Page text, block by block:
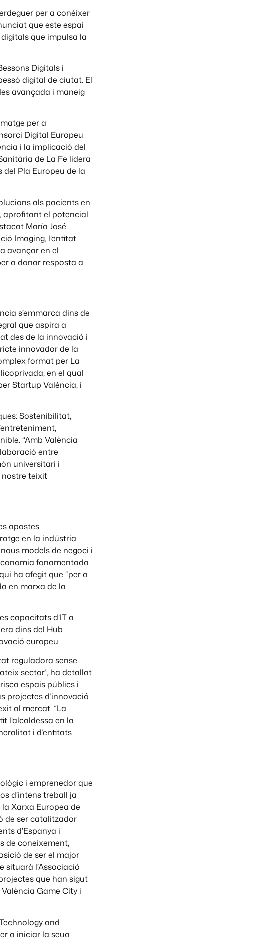
per a conéixer
que este espai
que impulsa la
Digitals i
digital de ciutat. El
avançada i maneig
per a
Digital Europeu
i la implicació del
de La Fe lidera
del Pla Europeu de la
als pacients en
aprofitant el potencial
María José
Imaging, l’entitat
avançar en el
a donar resposta a
s’emmarca dins de
que aspira a
des de la innovació i
innovador de la
format per La
en el qual
Startup València, i
Sostenibilitat,
“Amb València
entre
universitari i
nostre teixit
apostes
en la indústria
models de negoci i
fonamentada
ha afegit que “per a
en marxa de la
capacitats d’IT a
dins del Hub
europeu.
reguladora sense
sector”, ha detallat
espais públics i
projectes d’innovació
al mercat. “La
l’alcaldessa en la
i d’entitats
i emprenedor que
d’intens treball ja
Xarxa Europea de
de ser catalitzador
d’Espanya i
de coneixement,
de ser el major
situarà l’Associació
que han sigut
Game City i
and
a iniciar la seua